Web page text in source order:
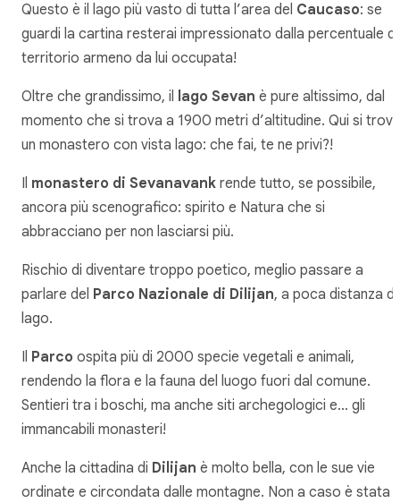
Questo è il lago più vasto di tutta l’area del Caucaso: se
guardi la cartina resterai impressionato dalla percentuale di
territorio armeno da lui occupata!
Oltre che grandissimo, il lago Sevan è pure altissimo, dal
momento che si trova a 1900 metri d’altitudine. Qui si trova
un monastero con vista lago: che fai, te ne privi?!
Il monastero di Sevanavank rende tutto, se possibile,
ancora più scenografico: spirito e Natura che si
abbracciano per non lasciarsi più.
Rischio di diventare troppo poetico, meglio passare a
parlare del Parco Nazionale di Dilijan, a poca distanza
lago.
Il Parco ospita più di 2000 specie vegetali e animali,
rendendo la flora e la fauna del luogo fuori dal comune.
Sentieri tra i boschi, ma anche siti archegologici e… gli
immancabili monasteri!
Anche la cittadina di Dilijan è molto bella, con le sue vie
ordinate e circondata dalle montagne. Non a caso è stata